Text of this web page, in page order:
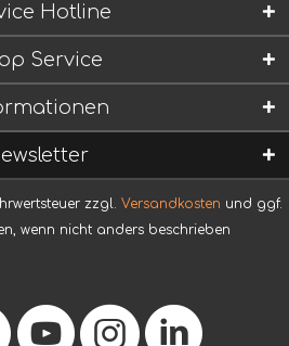
Hotline
Service
zzgl. Versandkosten und ggf.
wenn nicht anders beschrieben